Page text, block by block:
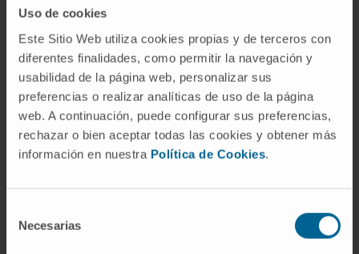
Uso de cookies
Este Sitio Web utiliza cookies propias y de terceros con
diferentes finalidades, como permitir la navegación y
usabilidad de la página web, personalizar sus
preferencias o realizar analíticas de uso de la página
web. A continuación, puede configurar sus preferencias,
rechazar o bien aceptar todas las cookies y obtener más
información en nuestra Política de Cookies.
Necesarias
Seguridad para el paciente
El conocimiento especializado aporta una mayor
calidad y seguridad en los procesos asistenciales.